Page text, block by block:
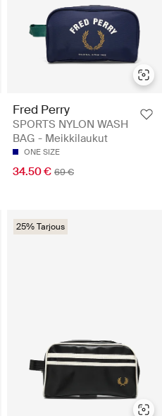
Fred Perry
SPORTS NYLON WASH
BAG - Meikkilaukut
ONE SIZE
34.50 € 69 €
25% Tarjous